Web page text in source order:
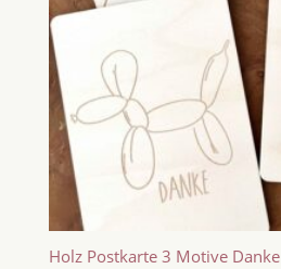
Holz Postkarte 3 Motive Danke